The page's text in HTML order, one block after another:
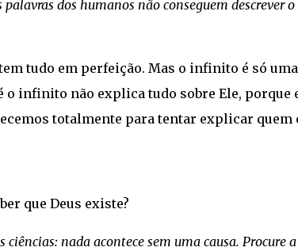
dos humanos não conseguem descrever
tudo em perfeição. Mas o infinito é só
o infinito não explica tudo sobre Ele, porque
totalmente para tentar explicar quem
que Deus existe?
ciências: nada acontece sem uma causa. Procure